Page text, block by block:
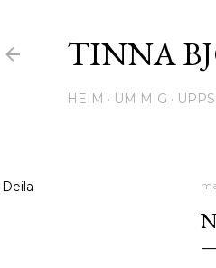
TINNA
HEIM UM MIG
Deila